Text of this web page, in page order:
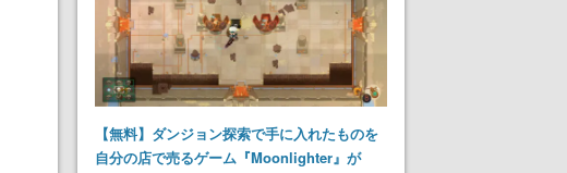
【無料】ダンジョン探索で手に入れたものを
自分の店で売るゲーム『Moonlighter』が